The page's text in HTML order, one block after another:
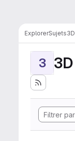
ExplorerSujets3D
3 3D